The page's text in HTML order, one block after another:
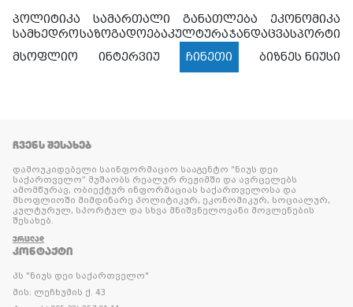
პოლიტიკა სამართალი განათლება
ეკონომიკა
სამხედროსაზოგადოებაკულტურაჯანდაცვასპორტი
მსოფლიო
ინტერვიუ ჩინეთი ბიზნეს ნიუსი
ᲩᲕᲔᲜᲡ ᲨᲔᲡᲐᲮᲔᲑ
დამოუკიდებელი საინფორმაციო სააგენტო “ნიუს დეი
საქართველო” მუშაობს რეალურ რეჟიმში და ავრცელებს
ამომწურავ, ობიექტურ ინფორმაციას საქართველოსა და
მსოფლიოში მიმდინარე პოლიტიკურ, ეკონომიკურ, სოციალურ,
კულტურულ, სპორტულ და სხვა მნიშვნელოვანი მოვლენების
შესახებ.
ᲕᲠᲪᲚᲐᲓ
ᲙᲝᲜᲢᲐᲥᲢᲘ
პს "ნიუს დეი საქართველო"
მის: ლეჩხუმის ქ. 43